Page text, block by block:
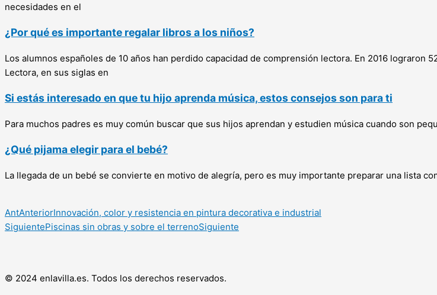
necesidades en el
¿Por qué es importante regalar libros a los niños?
Los alumnos españoles de 10 años han perdido capacidad de comprensión lectora. En 2016
Lectora, en sus siglas en
Si estás interesado en que tu hijo aprenda música, estos consejos son para ti
Para muchos padres es muy común buscar que sus hijos aprendan y estudien música cuando son
¿Qué pijama elegir para el bebé?
La llegada de un bebé se convierte en motivo de alegría, pero es muy importante preparar una lista
AntAnteriorInnovación, color y resistencia en pintura decorativa e industrial
SiguientePiscinas sin obras y sobre el terrenoSiguiente
© 2024 enlavilla.es. Todos los derechos reservados.